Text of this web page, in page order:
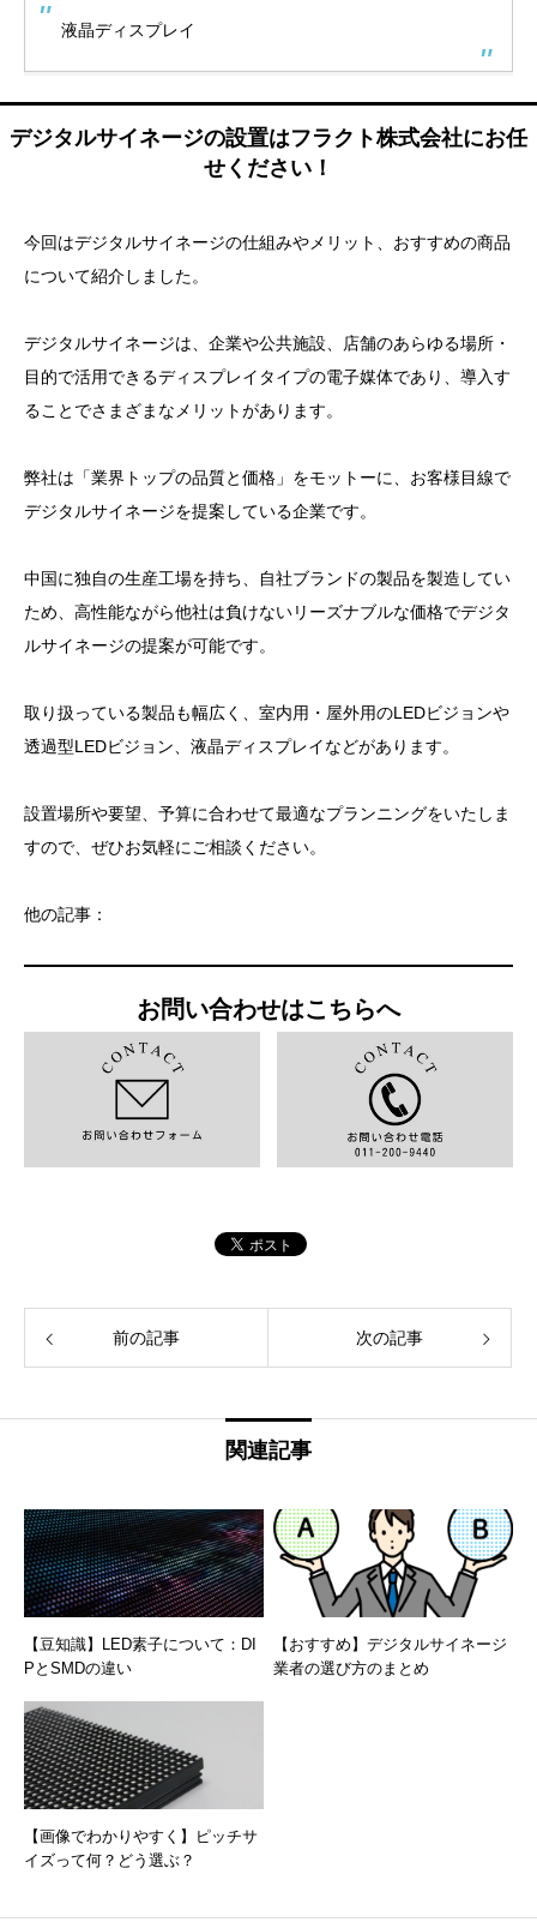
液晶ディスプレイ
デジタルサイネージの設置はフラクト株式会社にお任
せください！
今回はデジタルサイネージの仕組みやメリット、おすすめの商品
について紹介しました。
デジタルサイネージは、企業や公共施設、店舗のあらゆる場所・
目的で活用できるディスプレイタイプの電子媒体であり、導入す
ることでさまざまなメリットがあります。
弊社は「業界トップの品質と価格」をモットーに、お客様目線で
デジタルサイネージを提案している企業です。
中国に独自の生産工場を持ち、自社ブランドの製品を製造してい
ため、高性能ながら他社は負けないリーズナブルな価格でデジタ
ルサイネージの提案が可能です。
取り扱っている製品も幅広く、室内用・屋外用のLEDビジョンや
透過型LEDビジョン、液晶ディスプレイなどがあります。
設置場所や要望、予算に合わせて最適なプランニングをいたしま
すので、ぜひお気軽にご相談ください。
他の記事：
お問い合わせはこちらへ
前の記事 次の記事
関連記事
【豆知識】LED素子について：DI
PとSMDの違い
【おすすめ】デジタルサイネージ
業者の選び方のまとめ
【画像でわかりやすく】ピッチサ
イズって何？どう選ぶ？